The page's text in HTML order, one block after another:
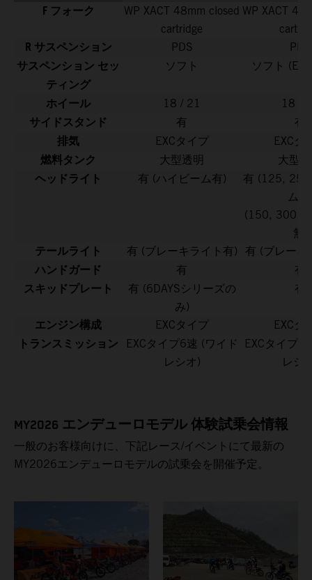
F フォーク
WP XACT 48mm closed
cartridge
WP XACT
R サスペンション PDS PDS
サスペンション セッ
ティング
ソフト ソフト
ホイール 18 / 21 18 /
サイドスタンド 有 有
排気 EXCタイプ EXCタ
燃料タンク 大型透明 大型
ヘッドライト 有 (ハイビーム有)
有 (125, 250
ム有
(150, 300
無)
テールライト 有 (ブレーキライト有) 有 (ブレーキ
ハンドガード 有 有
スキッドプレート
有 (6DAYSシリーズの
み)
有
エンジン構成 EXCタイプ EXCタ
トランスミッション
EXCタイプ6速 (ワイド
レシオ)
EXCタイプ6
レシ
MY2026 エンデューロモデル 体験試乗会情報
一般のお客様向けに、下記レース/イベントにて最新の
MY2026エンデューロモデルの試乗会を開催予定。